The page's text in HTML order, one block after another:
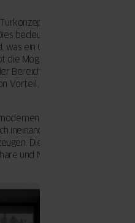
ist ihre Fähigkeit,
bedeutet, dass Räume
ein Gefühl von Weite und
Möglichkeit bestehen, bei
Bereiche abzutrennen. Dies ist
Vorteil, wo Flexibilität im
Grundrissen wesentlich
ineinanderfügen und sowohl
Die Wahl der richtigen Tür
und Nutzbarkeit eines